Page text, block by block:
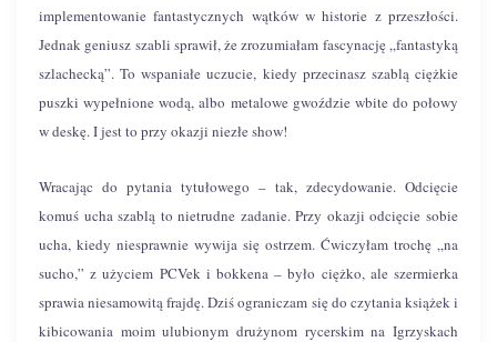
implementowanie fantastycznych wątków w historie z przeszłości.
Jednak geniusz szabli sprawił, że zrozumiałam fascynację „fantastyką
szlachecką”. To wspaniałe uczucie, kiedy przecinasz szablą ciężkie
puszki wypełnione wodą, albo metalowe gwoździe wbite do połowy
w deskę. I jest to przy okazji niezłe show!
Wracając do pytania tytułowego – tak, zdecydowanie. Odcięcie
komuś ucha szablą to nietrudne zadanie. Przy okazji odcięcie sobie
ucha, kiedy niesprawnie wywija się ostrzem. Ćwiczyłam trochę „na
sucho,” z użyciem PCVek i bokkena – było ciężko, ale szermierka
sprawia niesamowitą frajdę. Dziś ograniczam się do czytania książek i
kibicowania moim ulubionym drużynom rycerskim na Igrzyskach